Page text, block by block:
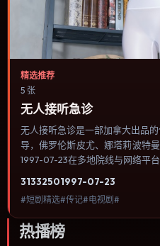
精选推荐
5 张
无人接听急诊
无人接听急诊是一部加拿大出品
导，佛罗伦斯·皮尤、娜塔莉·波特
1997-07-23在多地院线与网络平
物选择与情节推进，节奏与视听
补片的选择。
31332501997-07-23
#短剧精选#传记#电视剧#
热播榜